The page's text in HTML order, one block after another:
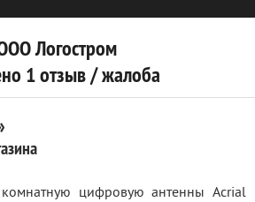
Логостром
1 отзыв / жалоба
цифровую антенны Acrial